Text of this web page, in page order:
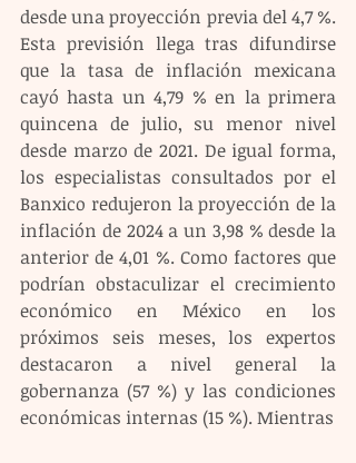
desde una proyección previa del 4,7 %.
Esta previsión llega tras difundirse
que la tasa de inflación mexicana
cayó hasta un 4,79 % en la primera
quincena de julio, su menor nivel
desde marzo de 2021. De igual forma,
los especialistas consultados por el
Banxico redujeron la proyección de la
inflación de 2024 a un 3,98 % desde la
anterior de 4,01 %. Como factores que
podrían obstaculizar el crecimiento
económico en México en los
próximos seis meses, los expertos
destacaron a nivel general la
gobernanza (57 %) y las condiciones
económicas internas (15 %). Mientras